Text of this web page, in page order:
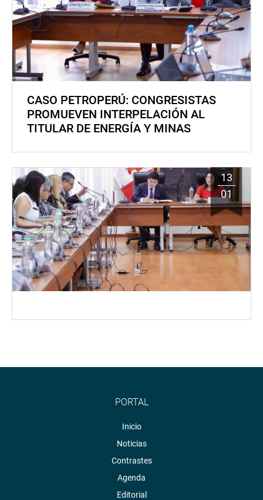
CASO PETROPERÚ: CONGRESISTAS
PROMUEVEN INTERPELACIÓN AL
TITULAR DE ENERGÍA Y MINAS
13
01
PORTAL
Inicio
Noticias
Contrastes
Agenda
Editorial